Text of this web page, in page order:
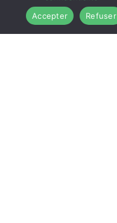
Accepter
Refuser